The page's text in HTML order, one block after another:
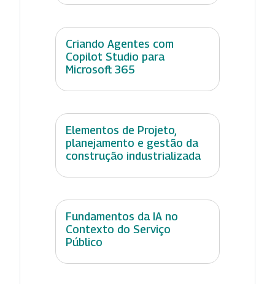
Criando Agentes com
Copilot Studio para
Microsoft 365
Elementos de Projeto,
planejamento e gestão da
construção industrializada
Fundamentos da IA no
Contexto do Serviço
Público